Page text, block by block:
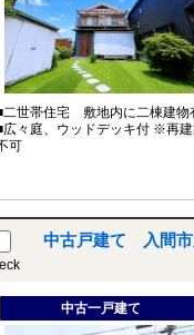
二世帯住宅 敷地内に二棟建物
広々庭、ウッドデッキ付 ※再
可
中古戸建て 入間市
中古一戸建て